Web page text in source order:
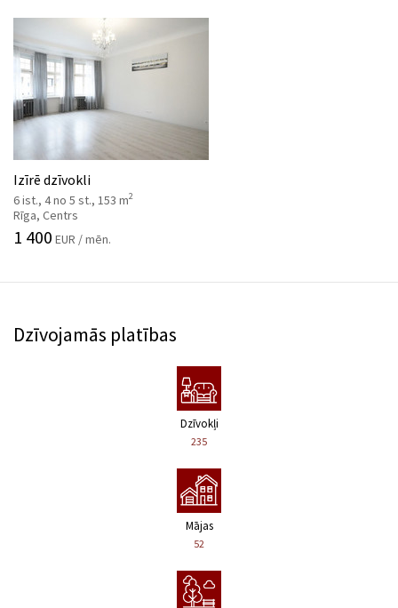
Izīrē dzīvokli
6 ist., 4 no 5 st., 153 m2
Rīga, Centrs
1 400 EUR / mēn.
Dzīvojamās platības
Dzīvokļi
235
Mājas
52